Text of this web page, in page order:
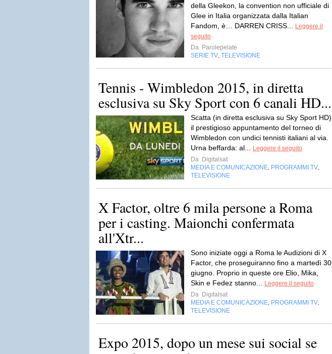
della Gleekon, la convention non ufficiale di
Glee in Italia organizzata dalla Italian
Fandom, è… DARREN CRISS...
Leggere il
seguito
Da Parolepelate
SERIE TV TELEVISIONE
Tennis - Wimbledon 2015, in diretta
esclusiva su Sky Sport con 6 canali HD...
Scatta (in diretta esclusiva su Sky Sport HD)
il prestigioso appuntamento del torneo di
Wimbledon con undici tennisti italiani al via.
Urna beffarda: al...
Leggere il seguito
Da Digitalsat
MEDIA E COMUNICAZIONE PROGRAMMI TV
TELEVISIONE
X Factor, oltre 6 mila persone a Roma
per i casting. Maionchi confermata
all'Xtr...
Sono iniziate oggi a Roma le Audizioni di X
Factor, che proseguiranno fino a martedì 30
giugno. Proprio in queste ore Elio, Mika,
Skin e Fedez stanno...
Leggere il seguito
Da Digitalsat
MEDIA E COMUNICAZIONE PROGRAMMI TV
TELEVISIONE
Expo 2015, dopo un mese sui social se